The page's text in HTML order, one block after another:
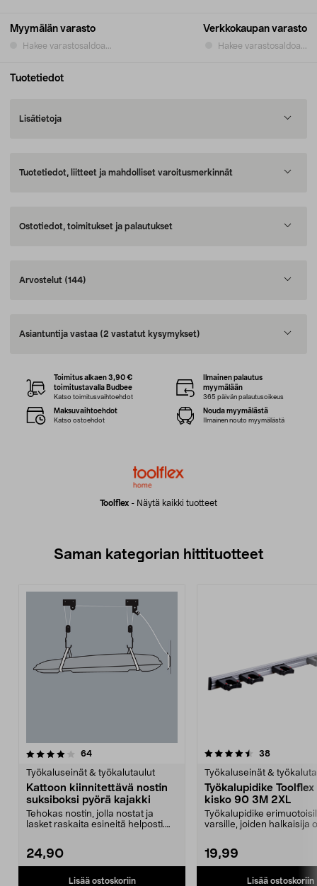
Myymälän varasto
Hakee varastosaldoa...
Verkkokaupan varasto
Hakee varastosaldoa...
Tuotetiedot
Lisätietoja
Tuotetiedot, liitteet ja mahdolliset varoitusmerkinnät
Ostotiedot, toimitukset ja palautukset
Arvostelut (144)
Asiantuntija vastaa (2 vastatut kysymykset)
Toolflex - Näytä kaikki tuotteet
Toimitus alkaen 3,90 €
toimitustavalla Budbee
Katso toimitusvaihtoehdot
Ilmainen palautus
myymälään
365 päivän palautusoikeus
Maksuvaihtoehdot
Katso ostoehdot
Nouda myymälästä
Ilmainen nouto myymälästä
Saman kategorian hittituotteet
64arvostelut
Työkaluseinät & työkalutaulut
Kattoon kiinnitettävä nostin
suksiboksi pyörä kajakki
Tehokas nostin, jolla nostat ja
lasket raskaita esineitä helposti.
24,90
Lisää ostoskoriin
4.5 viidestä
38arvostelut
Työkaluseinät &
Työkalupidike Toolflex
kisko 90 3M 2XL
Työkalupidike
varsille, joiden halkaisija
19,99
Lisää ostoskoriin
4.5 viidestä